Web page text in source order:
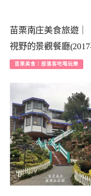
苗栗南庄美食旅遊｜
視野的景觀餐廳
苗栗美食｜部落客吃喝玩樂